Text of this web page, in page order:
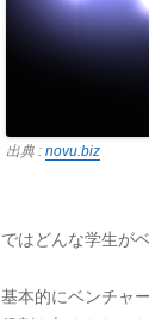
出典 : novu.biz
ではどんな学生が
基本的にベンチャ